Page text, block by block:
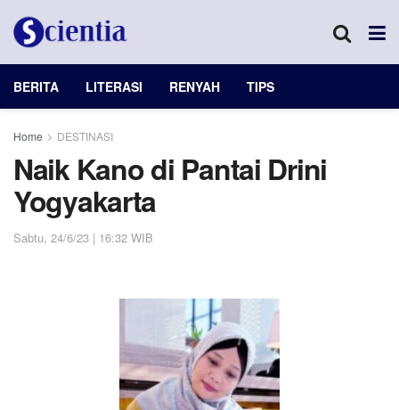
BERITA LITERASI RENYAH TIPS
Home DESTINASI
Naik Kano di Pantai Drini
Yogyakarta
Sabtu, 24/6/23 | 16:32 WIB